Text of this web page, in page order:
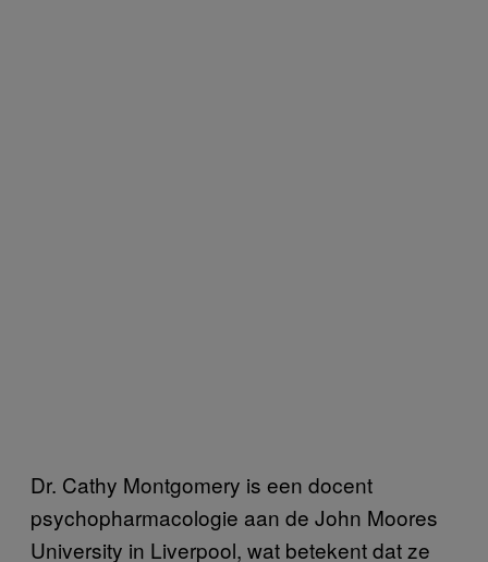
Dr. Cathy Montgomery is een docent
psychopharmacologie aan de John Moores
University in Liverpool, wat betekent dat ze